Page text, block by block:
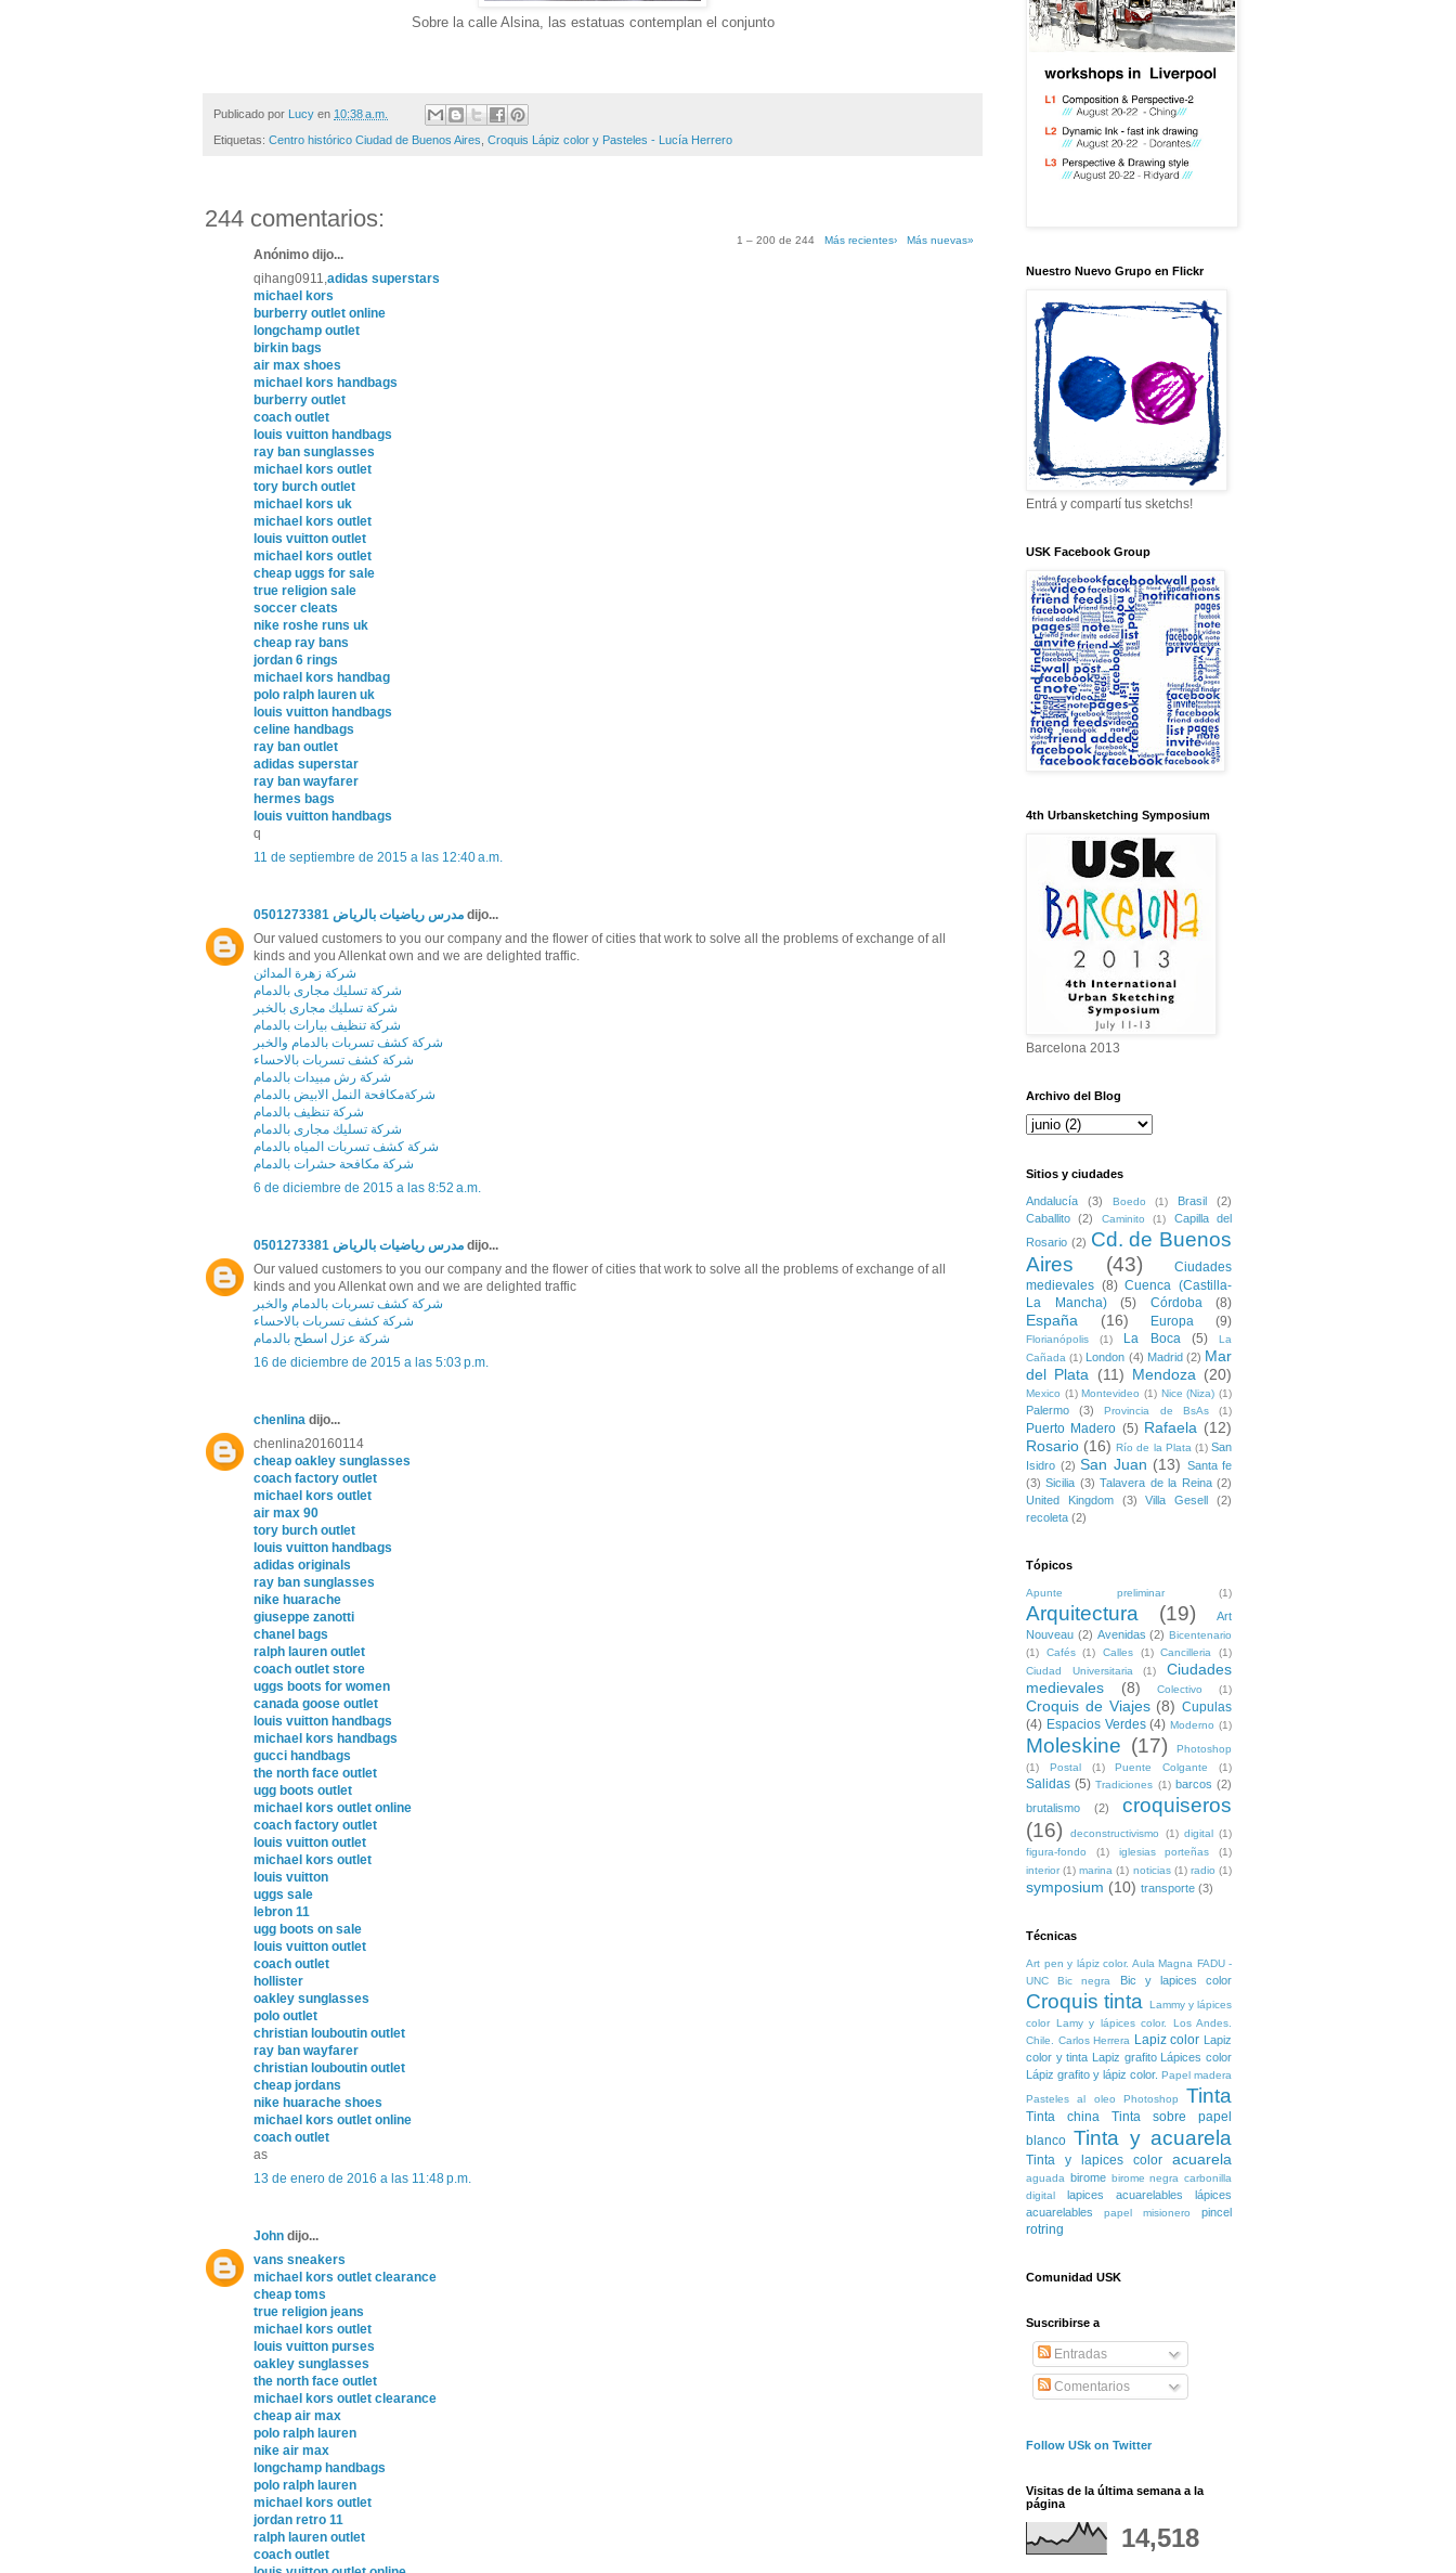
Sobre la calle Alsina, las estatuas contemplan el conjunto
Publicado por Lucy en 10:38 a.m.
Etiquetas: Centro histórico Ciudad de Buenos Aires, Croquis Lápiz color y Pasteles - Lucía Herrero
244 comentarios:
1 – 200 de 244 Más recientes› Más nuevas»
Anónimo dijo...
qihang0911,adidas superstars
michael kors
burberry outlet online
longchamp outlet
birkin bags
air max shoes
michael kors handbags
burberry outlet
coach outlet
louis vuitton handbags
ray ban sunglasses
michael kors outlet
tory burch outlet
michael kors uk
michael kors outlet
louis vuitton outlet
michael kors outlet
cheap uggs for sale
true religion sale
soccer cleats
nike roshe runs uk
cheap ray bans
jordan 6 rings
michael kors handbag
polo ralph lauren uk
louis vuitton handbags
celine handbags
ray ban outlet
adidas superstar
ray ban wayfarer
hermes bags
louis vuitton handbags
q
11 de septiembre de 2015 a las 12:40 a.m.
مدرس رياضيات بالرياض 0501273381 dijo...
Our valued customers to you our company and the flower of cities that work to solve all the problems of exchange of all
kinds and you Allenkat own and we are delighted traffic.
شركة زهرة المدائن
شركة تسليك مجارى بالدمام
شركة تسليك مجارى بالخبر
شركة تنظيف بيارات بالدمام
شركة كشف تسربات بالدمام والخبر
شركة كشف تسربات بالاحساء
شركة رش مبيدات بالدمام
شركةمكافحة النمل الابيض بالدمام
شركة تنظيف بالدمام
شركة تسليك مجارى بالدمام
شركة كشف تسربات المياه بالدمام
شركة مكافحة حشرات بالدمام
6 de diciembre de 2015 a las 8:52 a.m.
مدرس رياضيات بالرياض 0501273381 dijo...
Our valued customers to you our company and the flower of cities that work to solve all the problems of exchange of all
kinds and you Allenkat own and we are delighted traffic
شركة كشف تسربات بالدمام والخبر
شركة كشف تسربات بالاحساء
شركة عزل اسطح بالدمام
16 de diciembre de 2015 a las 5:03 p.m.
chenlina dijo...
chenlina20160114
cheap oakley sunglasses
coach factory outlet
michael kors outlet
air max 90
tory burch outlet
louis vuitton handbags
adidas originals
ray ban sunglasses
nike huarache
giuseppe zanotti
chanel bags
ralph lauren outlet
coach outlet store
uggs boots for women
canada goose outlet
louis vuitton handbags
michael kors handbags
gucci handbags
the north face outlet
ugg boots outlet
michael kors outlet online
coach factory outlet
louis vuitton outlet
michael kors outlet
louis vuitton
uggs sale
lebron 11
ugg boots on sale
louis vuitton outlet
coach outlet
hollister
oakley sunglasses
polo outlet
christian louboutin outlet
ray ban wayfarer
christian louboutin outlet
cheap jordans
nike huarache shoes
michael kors outlet online
coach outlet
as
13 de enero de 2016 a las 11:48 p.m.
John dijo...
vans sneakers
michael kors outlet clearance
cheap toms
true religion jeans
michael kors outlet
louis vuitton purses
oakley sunglasses
the north face outlet
michael kors outlet clearance
cheap air max
polo ralph lauren
nike air max
longchamp handbags
polo ralph lauren
michael kors outlet
jordan retro 11
ralph lauren outlet
coach outlet
Nuestro Nuevo Grupo en Flickr
Entrá y compartí tus sketchs!
USK Facebook Group
4th Urbansketching Symposium
Barcelona 2013
Archivo del Blog
Sitios y ciudades
Andalucía (3) Boedo (1) Brasil
(2)
Caballito
(2) Caminito (1)
Capilla del
Rosario (2) Cd. de Buenos
Aires
(43)
Ciudades
medievales (8) Cuenca (Castilla-
La Mancha)
(5) Córdoba (8)
España (16) Europa (9)
Florianópolis (1) La Boca (5)
La
Cañada (1) London (4) Madrid (2) Mar
del Plata (11) Mendoza (20)
Mexico (1) Montevideo (1) Nice (Niza) (1)
Palermo (3) Provincia de BsAs (1)
Puerto Madero (5) Rafaela (12)
Rosario (16) Río de la Plata (1) San
Isidro (2) San Juan (13) Santa fe
(3) Sicilia (3) Talavera de la Reina (2)
United Kingdom
(3) Villa Gesell
(2)
recoleta (2)
Tópicos
Apunte preliminar (1)
Arquitectura (19)
Art
Nouveau (2) Avenidas (2) Bicentenario
(1)
Cafés (1) Calles (1) Cancilleria
(1)
Ciudad Universitaria
(1)
Ciudades
medievales
(8) Colectivo (1)
Croquis de Viajes (8) Cupulas
(4) Espacios Verdes (4) Moderno (1)
Moleskine (17)
Photoshop
(1)
Postal (1) Puente Colgante (1)
Salidas (5) Tradiciones (1) barcos (2)
brutalismo
(2)
croquiseros
(16)
deconstructivismo (1) digital
(1)
figura-fondo
(1) iglesias porteñas
(1)
interior (1) marina (1) noticias (1) radio (1)
symposium (10) transporte (3)
Técnicas
Art pen y lápiz color. Aula Magna FADU -
UNC
Bic negra Bic y lapices color
Croquis tinta
Lammy y lápices
color
Lamy y lápices color. Los Andes.
Chile. Carlos Herrera Lapiz color
Lapiz
color y tinta
Lapiz grafito
Lápices color
Lápiz grafito y lápiz color. Papel madera
Pasteles al oleo
Photoshop Tinta
Tinta china
Tinta sobre papel
blanco Tinta y acuarela
Tinta y lapices color acuarela
aguada birome birome negra carbonilla
digital
lapices acuarelables
lápices
acuarelables
papel misionero pincel
rotring
Comunidad USK
Suscribirse a
Entradas
Comentarios
Follow USk on Twitter
Visitas de la última semana a la
página
14,518